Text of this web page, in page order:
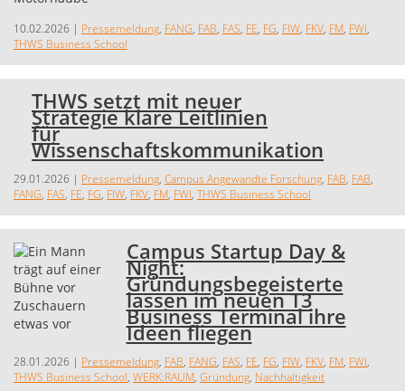
10.02.2026 | Pressemeldung, FANG, FAB, FAS, FE, FG, FIW, FKV, FM, FWI,
THWS Business School
THWS setzt mit neuer
Strategie klare Leitlinien
für
Wissenschaftskommunikation
29.01.2026 | Pressemeldung, Campus Angewandte Forschung, FAB, FAB,
FANG, FAS, FE, FG, FIW, FKV, FM, FWI, THWS Business School
Campus Startup Day &
Night:
Gründungsbegeisterte
lassen im neuen T3
Business Terminal ihre
Ideen fliegen
28.01.2026 | Pressemeldung, FAB, FANG, FAS, FE, FG, FIW, FKV, FM, FWI,
THWS Business School, WERK:RAUM, Gründung, Nachhaltigkeit